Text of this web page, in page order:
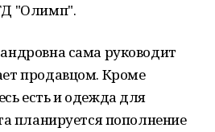
"Олимп".
сама руководит
продавцом. Кроме
есть и одежда для
планируется пополнение